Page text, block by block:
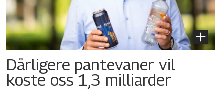
Dårligere pantevaner vil
koste oss 1,3 milliarder